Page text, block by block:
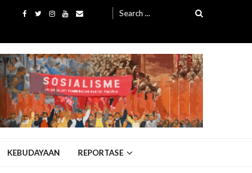
for:
KEBUDAYAAN REPORTASE